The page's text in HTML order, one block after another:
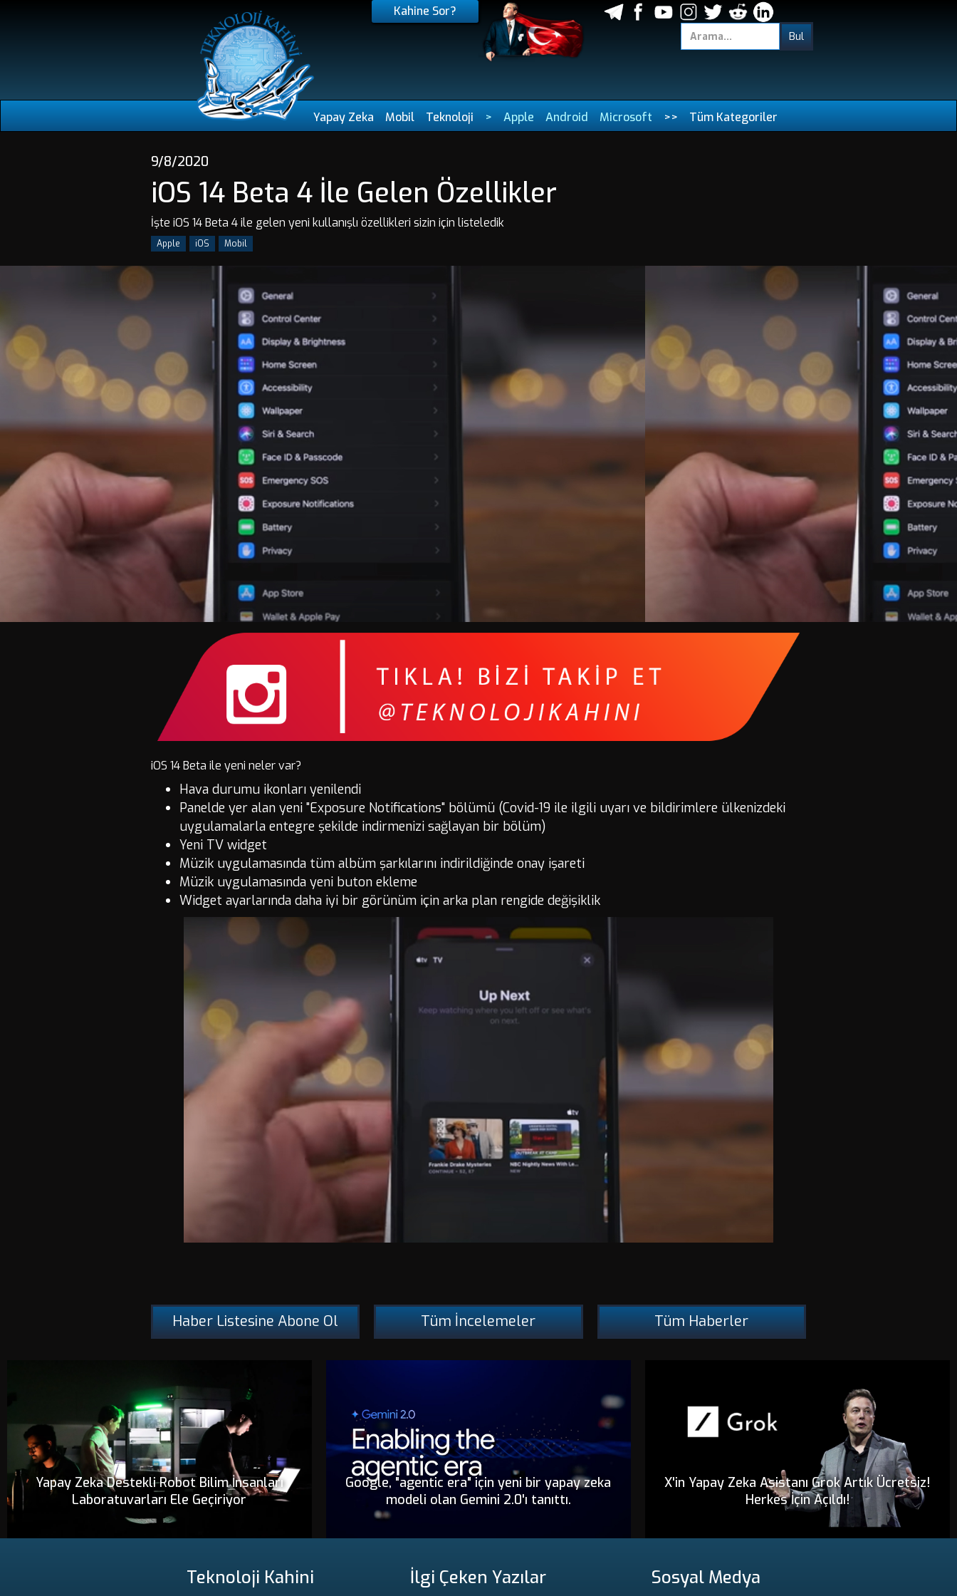
Kahine Sor?
Yapay Zeka Mobil Teknoloji > Apple Android Microsoft >> Tüm Kategoriler
9/8/2020
iOS 14 Beta 4 İle Gelen Özellikler
İşte iOS 14 Beta 4 ile gelen yeni kullanışlı özellikleri sizin için listeledik
Apple iOS Mobil
iOS 14 Beta ile yeni neler var?
Hava durumu ikonları yenilendi
Panelde yer alan yeni "Exposure Notifications" bölümü (Covid-19 ile ilgili uyarı ve bildirimlere ülkenizdeki
uygulamalarla entegre şekilde indirmenizi sağlayan bir bölüm)
Yeni TV widget
Müzik uygulamasında tüm albüm şarkılarını indirildiğinde onay işareti
Müzik uygulamasında yeni buton ekleme
Widget ayarlarında daha iyi bir görünüm için arka plan rengide değişiklik
Haber Listesine Abone Ol Tüm İncelemeler Tüm Haberler
Yapay Zeka Destekli Robot Bilim İnsanları
Laboratuvarları Ele Geçiriyor
Google, "agentic era" için yeni bir yapay zeka
modeli olan Gemini 2.0'ı tanıttı.
X'in Yapay Zeka Asistanı Grok Artık Ücretsiz!
Herkes İçin Açıldı!
Teknoloji Kahini İlgi Çeken Yazılar Sosyal Medya